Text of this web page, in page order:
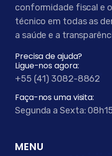
conformidade fiscal e
técnico em todas as
a saúde e a
Precisa de ajuda?
Ligue-nos agora:
+55 (41) 3082-8862
Faça-nos uma visita:
Segunda a Sexta:
MENU